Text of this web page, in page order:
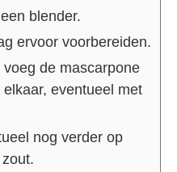
blender.
ervoor voorbereiden.
de mascarpone
eventueel met
nog verder op